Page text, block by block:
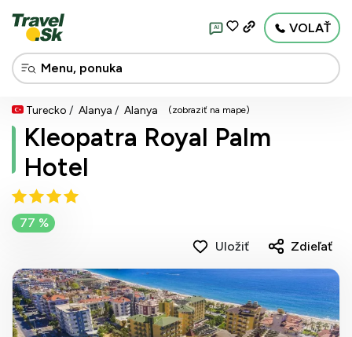
AI VOLAŤ
Turecko Alanya Alanya (zobraziť na mape)
Kleopatra Royal Palm
Hotel
77 %
Uložiť
Zdieľať